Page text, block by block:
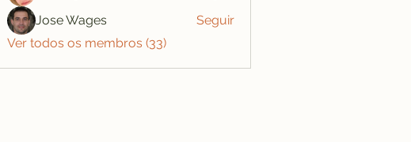
Jose Wages
Seguir
Ver todos os membros (33)